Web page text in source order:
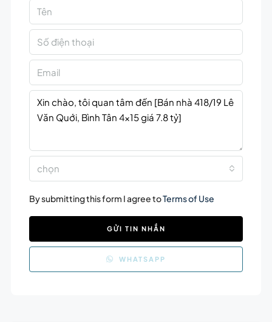
chọn
By submitting this form I agree toTerms of Use
GỬI TIN NHẮN
WHATSAPP